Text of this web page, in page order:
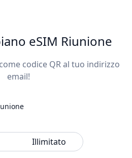
eSIM Riunione
codice QR al tuo indirizzo
email!
Illimitato